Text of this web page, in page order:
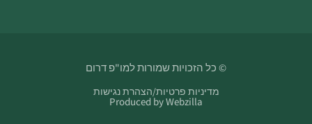
© כל הזכויות שמורות למו"פ דרום
מדיניות פרטיות/הצהרת נגישות
Produced byWebzilla